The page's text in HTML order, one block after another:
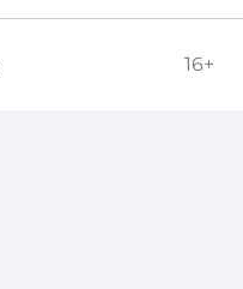
16+